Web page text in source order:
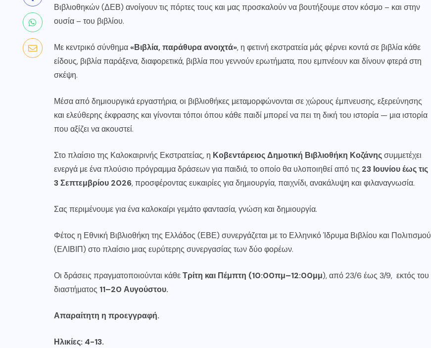
Βιβλιοθηκών (ΔΕΒ) ανοίγουν τις πόρτες τους και μας προσκαλούν να βουτήξουμε στον κόσμο – και στην
ουσία – του βιβλίου.
Με κεντρικό σύνθημα«Βιβλία, παράθυρα ανοιχτά», η φετινή εκστρατεία μάς φέρνει κοντά σε βιβλία κάθε
είδους, βιβλία παράξενα, διαφορετικά, βιβλία που γεννούν ερωτήματα, που εμπνέουν και δίνουν φτερά στη
σκέψη.
Μέσα από δημιουργικά εργαστήρια, οι βιβλιοθήκες μεταμορφώνονται σε χώρους έμπνευσης, εξερεύνησης
και ελεύθερης έκφρασης και γίνονται τόποι όπου κάθε παιδί μπορεί να πει τη δική του ιστορία — μια ιστορία
που αξίζει να ακουστεί.
Στο πλαίσιο της Καλοκαιρινής Εκστρατείας, η Κοβεντάρειος Δημοτική Βιβλιοθήκη Κοζάνηςσυμμετέχει
ενεργά με ένα πλούσιο πρόγραμμα δράσεων για παιδιά, το οποίο θα υλοποιηθεί από τις 23 Ιουνίου έως τις
3 Σεπτεμβρίου 2026, προσφέροντας ευκαιρίες για δημιουργία, παιχνίδι, ανακάλυψη και φιλαναγνωσία.
Σας περιμένουμε για ένα καλοκαίρι γεμάτο φαντασία, γνώση και δημιουργία.
Φέτος η Εθνική Βιβλιοθήκη της Ελλάδος (ΕΒΕ) συνεργάζεται με το Ελληνικό Ίδρυμα Βιβλίου και Πολιτισμού
(ΕΛΙΒΙΠ) στο πλαίσιο μιας ευρύτερης συνεργασίας των δύο φορέων.
Οι δράσεις πραγματοποιούνται κάθεΤρίτη και Πέμπτη (10:00πμ–12:00μμ), από 23/6 έως 3/9, εκτός του
διαστήματος 11–20 Αυγούστου.
Απαραίτητη η προεγγραφή.
Ηλικίες: 4-13.